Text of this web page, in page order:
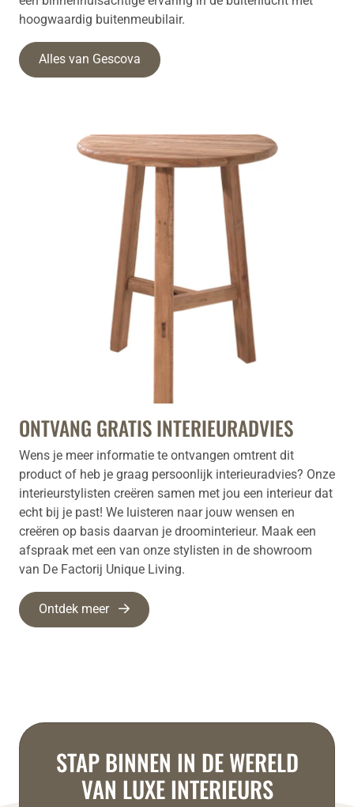
hoogwaardig buitenmeubilair.
Alles van Gescova
ONTVANG GRATIS INTERIEURADVIES
Wens je meer informatie te ontvangen omtrent dit
product of heb je graag persoonlijk interieuradvies? Onze
interieurstylisten creëren samen met jou een interieur dat
echt bij je past! We luisteren naar jouw wensen en
creëren op basis daarvan je droominterieur. Maak een
afspraak met een van onze stylisten in de showroom
van De Factorij Unique Living.
Ontdek meer
STAP BINNEN IN DE WERELD
VAN LUXE INTERIEURS